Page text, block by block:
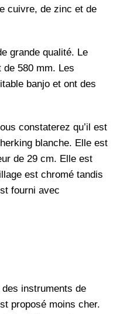
cuivre, de zinc et de
grande qualité. Le
580 mm. Les
banjo et ont des
constaterez qu’il est
blanche. Elle est
de 29 cm. Elle est
est chromé tandis
fourni avec
des instruments de
proposé moins cher.